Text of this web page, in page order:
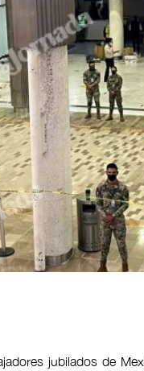
jubilados de